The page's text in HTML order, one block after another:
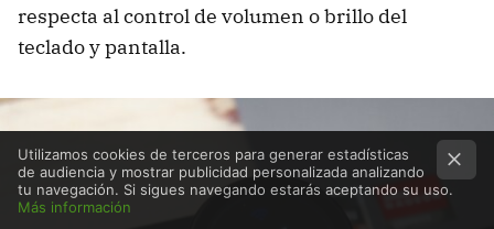
respecta al control de volumen o brillo del
teclado y pantalla.
Utilizamos cookies de terceros para generar estadísticas
de audiencia y mostrar publicidad personalizada analizando
tu navegación. Si sigues navegando estarás aceptando su uso.
Más información